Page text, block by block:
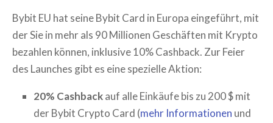
Bybit EU hat seine Bybit Card in Europa eingeführt, mit
der Sie in mehr als 90 Millionen Geschäften mit Krypto
bezahlen können, inklusive 10% Cashback. Zur Feier
des Launches gibt es eine spezielle Aktion:
20% Cashbackauf alle Einkäufe bis zu 200 $ mit
der Bybit Crypto Card (mehr Informationen und